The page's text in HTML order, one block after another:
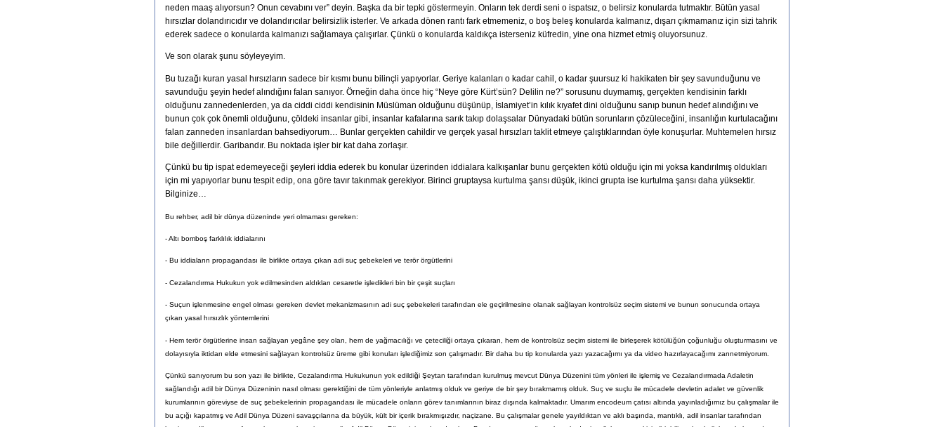
neden maaş alıyorsun? Onun cevabını ver” deyin. Başka da bir tepki göstermeyin. Onların tek derdi seni o ispatsız, o belirsiz konularda tutmaktır. Bütün yasal
hırsızlar dolandırıcıdır ve dolandırıcılar belirsizlik isterler. Ve arkada dönen rantı fark etmemeniz, o boş beleş konularda kalmanız, dışarı çıkmamanız için sizi tahrik
ederek sadece o konularda kalmanızı sağlamaya çalışırlar. Çünkü o konularda kaldıkça isterseniz küfredin, yine ona hizmet etmiş oluyorsunuz.
Ve son olarak şunu söyleyeyim.
Bu tuzağı kuran yasal hırsızların sadece bir kısmı bunu bilinçli yapıyorlar. Geriye kalanları o kadar cahil, o kadar şuursuz ki hakikaten bir şey savunduğunu ve
savunduğu şeyin hedef alındığını falan sanıyor. Örneğin daha önce hiç “Neye göre Kürt’sün? Delilin ne?” sorusunu duymamış, gerçekten kendisinin farklı
olduğunu zannedenlerden, ya da ciddi ciddi kendisinin Müslüman olduğunu düşünüp, İslamiyet’in kılık kıyafet dini olduğunu sanıp bunun hedef alındığını ve
bunun çok çok önemli olduğunu, çöldeki insanlar gibi, insanlar kafalarına sarık takıp dolaşsalar Dünyadaki bütün sorunların çözüleceğini, insanlığın kurtulacağını
falan zanneden insanlardan bahsediyorum… Bunlar gerçekten cahildir ve gerçek yasal hırsızları taklit etmeye çalıştıklarından öyle konuşurlar. Muhtemelen hırsız
bile değillerdir. Garibandır. Bu noktada işler bir kat daha zorlaşır.
Çünkü bu tip ispat edemeyeceği şeyleri iddia ederek bu konular üzerinden iddialara kalkışanlar bunu gerçekten kötü olduğu için mi yoksa kandırılmış oldukları
için mi yapıyorlar bunu tespit edip, ona göre tavır takınmak gerekiyor. Birinci gruptaysa kurtulma şansı düşük, ikinci grupta ise kurtulma şansı daha yüksektir.
Bilginize…
Bu rehber, adil bir dünya düzeninde yeri olmaması gereken:
- Altı bomboş farklılık iddialarını
- Bu iddiaların propagandası ile birlikte ortaya çıkan adi suç şebekeleri ve terör örgütlerini
- Cezalandırma Hukukun yok edilmesinden aldıkları cesaretle işledikleri bin bir çeşit suçları
- Suçun işlenmesine engel olması gereken devlet mekanizmasının adi suç şebekeleri tarafından ele geçirilmesine olanak sağlayan kontrolsüz seçim sistemi ve bunun sonucunda ortaya
çıkan yasal hırsızlık yöntemlerini
- Hem terör örgütlerine insan sağlayan yegâne şey olan, hem de yağmacılığı ve çeteciliği ortaya çıkaran, hem de kontrolsüz seçim sistemi ile birleşerek kötülüğün çoğunluğu oluşturmasını ve
dolayısıyla iktidarı elde etmesini sağlayan kontrolsüz üreme gibi konuları işlediğimiz son çalışmadır. Bir daha bu tip konularda yazı yazacağımı ya da video hazırlayacağımı zannetmiyorum.
Çünkü sanıyorum bu son yazı ile birlikte, Cezalandırma Hukukunun yok edildiği Şeytan tarafından kurulmuş mevcut Dünya Düzenini tüm yönleri ile işlemiş ve Cezalandırmada Adaletin
sağlandığı adil bir Dünya Düzeninin nasıl olması gerektiğini de tüm yönleriyle anlatmış olduk ve geriye de bir şey bırakmamış olduk. Suç ve suçlu ile mücadele devletin adalet ve güvenlik
kurumlarının göreviyse de suç şebekelerinin propagandası ile mücadele onların görev tanımlarının biraz dışında kalmaktadır. Umarım encodeum çatısı altında yayınladığımız bu çalışmalar ile
bu açığı kapatmış ve Adil Dünya Düzeni savaşçılarına da büyük, kült bir içerik bırakmışızdır, naçizane. Bu çalışmalar genele yayıldıktan ve aklı başında, mantıklı, adil insanlar tarafından